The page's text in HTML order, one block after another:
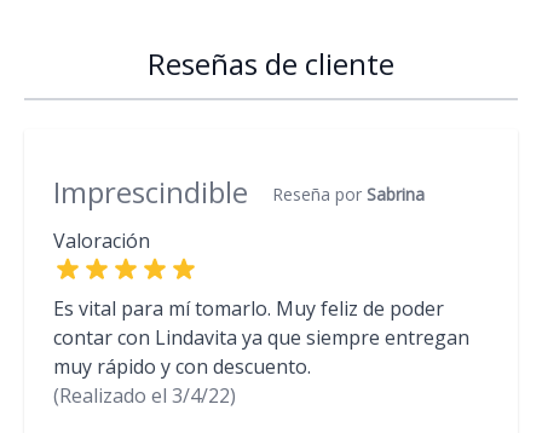
Reseñas de cliente
Imprescindible Reseña por Sabrina
Valoración
Es vital para mí tomarlo. Muy feliz de poder
contar con Lindavita ya que siempre entregan
muy rápido y con descuento.
(Realizado el 3/4/22)